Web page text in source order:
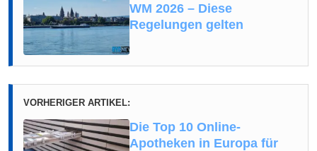
WM 2026 – Diese
Regelungen gelten
VORHERIGER ARTIKEL:
Die Top 10 Online-
Apotheken in Europa für